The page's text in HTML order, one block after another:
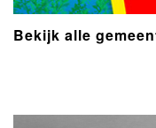
Bekijk alle